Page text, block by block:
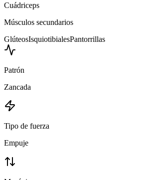
Cuádriceps
Músculos secundarios
GlúteosIsquiotibialesPantorrillas
Patrón
Zancada
Tipo de fuerza
Empuje